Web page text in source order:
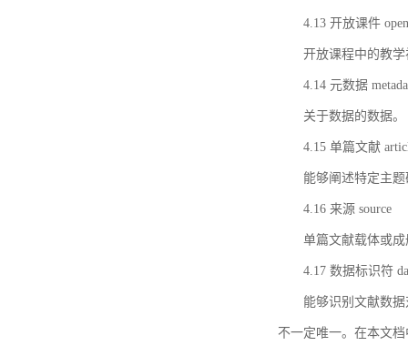
4.13 开放课件
开放课程中的教
4.14 元数据
关于数据的数据。
4.15 单篇文献
能够阐述特定主
4.16 来源 source
单篇文献载体或
4.17 数据标识符
能够识别文献数
不一定唯一。在本文